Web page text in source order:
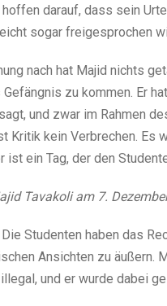
darauf, dass sein
sogar freigesprochen
nach hat Majid nichts
zu kommen. Er
und zwar im Rahmen
Kritik kein Verbrechen. Es
ist ein Tag, der den
Tavakoli am 7.
Studenten haben das
Ansichten zu äußern.
und er wurde dabei